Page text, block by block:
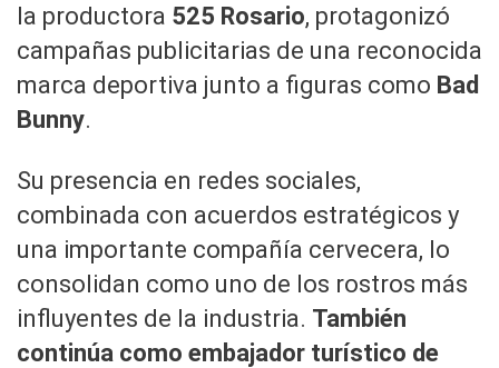
la productora 525 Rosario, protagonizó
campañas publicitarias de una reconocida
marca deportiva junto a figuras como Bad
Bunny.
Su presencia en redes sociales,
combinada con acuerdos estratégicos y
una importante compañía cervecera, lo
consolidan como uno de los rostros más
influyentes de la industria. También
continúa como embajador turístico de